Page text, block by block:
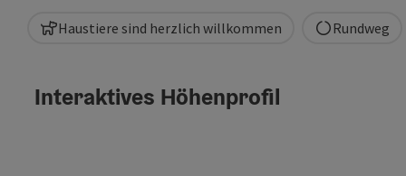
Haustiere sind herzlich willkommen Rundweg
Interaktives Höhenprofil